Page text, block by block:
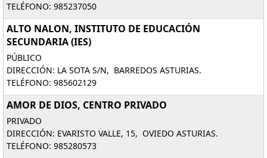
TELÉFONO: 985237050
ALTO NALON, INSTITUTO DE EDUCACIÓN
SECUNDARIA (IES)
PÚBLICO
DIRECCIÓN: LA SOTA S/N, BARREDOS ASTURIAS.
TELÉFONO: 985602129
AMOR DE DIOS, CENTRO PRIVADO
PRIVADO
DIRECCIÓN: EVARISTO VALLE, 15, OVIEDO ASTURIAS.
TELÉFONO: 985280573